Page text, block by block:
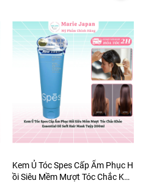
Kem Ủ Tóc Spes Cấp Ẩm Phục H
ồi Siêu Mềm Mượt Tóc Chắc Khỏ